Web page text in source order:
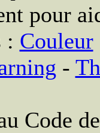
pour
: Couleur
-
Code